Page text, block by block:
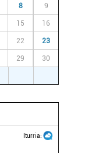
8 9
15 16
22 23
29 30
Iturria: